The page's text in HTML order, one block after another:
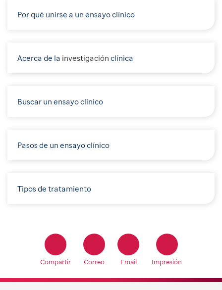
Por qué unirse a un ensayo clínico
Acerca de la investigación clínica
Buscar un ensayo clínico
Pasos de un ensayo clínico
Tipos de tratamiento
Compartir Correo Email Impresión